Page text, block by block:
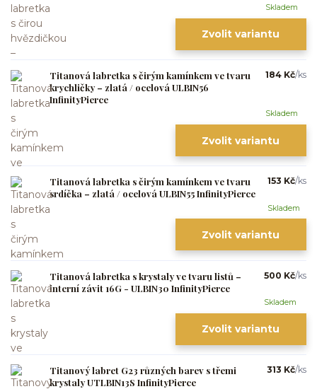
Skladem
Zvolit variantu
Titanová labretka s čirým kamínkem ve tvaru
krychličky – zlatá / ocelová ULBIN56
InfinityPierce
184 Kč/ks
Skladem
Zvolit variantu
Titanová labretka s čirým kamínkem ve tvaru
srdíčka – zlatá / ocelová ULBIN55 InfinityPierce
153 Kč/ks
Skladem
Zvolit variantu
Titanová labretka s krystaly ve tvaru listů –
interní závit 16G - ULBIN30 InfinityPierce
500 Kč/ks
Skladem
Zvolit variantu
Titanový labret G23 různých barev s třemi
krystaly UTLBIN13S InfinityPierce
313 Kč/ks